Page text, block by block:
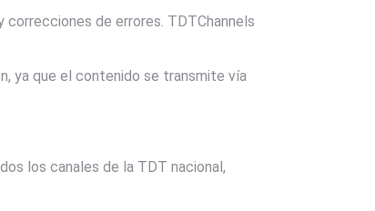
de errores. TDTChannels
ya que el contenido se transmite vía
los canales de la TDT nacional,